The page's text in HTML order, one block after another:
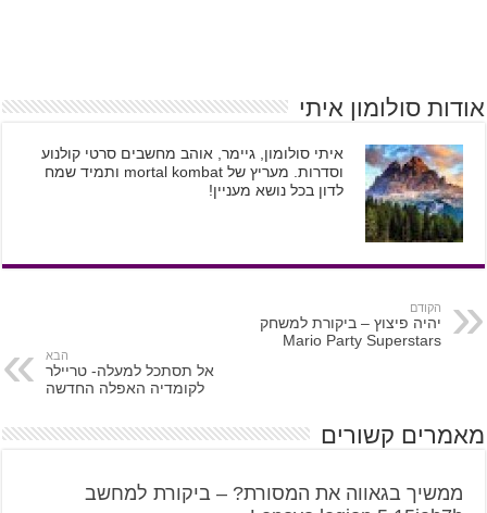
אודות סולומון איתי
איתי סולומון, גיימר, אוהב מחשבים סרטי קולנוע
וסדרות. מעריץ של mortal kombat ותמיד שמח
לדון בכל נושא מעניין!
הקודם
יהיה פיצוץ – ביקורת למשחק
Mario Party Superstars
הבא
אל תסתכל למעלה- טריילר
לקומדיה האפלה החדשה
מאמרים קשורים
ממשיך בגאווה את המסורת? – ביקורת למחשב